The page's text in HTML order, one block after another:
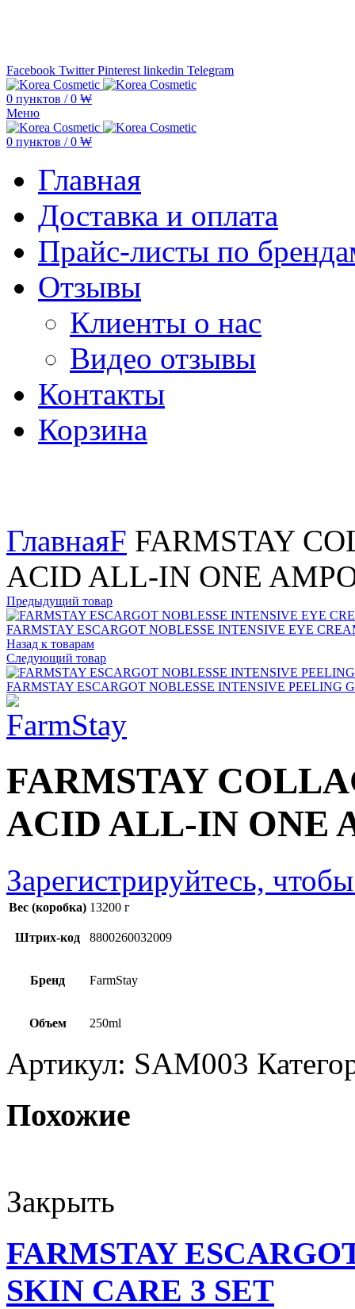
Facebook Twitter Pinterest linkedin Telegram
0 пунктов / 0 ₩
Меню
0 пунктов / 0 ₩
Главная
Доставка и оплата
Прайс-листы по
Отзывы
Клиенты о нас
Видео отзывы
Контакты
Корзина
ГлавнаяF FARMSTAY
ACID ALL-IN ONE
Предыдущий товар
FARMSTAY ESCARGOT NOBLESSE INTENSIVE EYE
Назад к товарам
Следующий товар
FARMSTAY ESCARGOT NOBLESSE INTENSIVE PEELING
FARMSTAY
ACID ALL-IN ONE
Зарегистрируйтесь,
Вес (коробка) 13200 г
Штрих-код 8800260032009
Бренд FarmStay
Объем 250ml
Артикул: SAM003
Похожие
Закрыть
FARMSTAY
SKIN CARE 3 SET